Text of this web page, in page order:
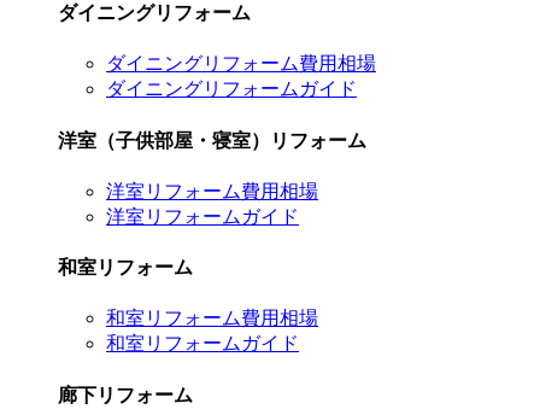
ダイニングリフォーム
ダイニングリフォーム費用相場
ダイニングリフォームガイド
洋室（子供部屋・寝室）リフォーム
洋室リフォーム費用相場
洋室リフォームガイド
和室リフォーム
和室リフォーム費用相場
和室リフォームガイド
廊下リフォーム